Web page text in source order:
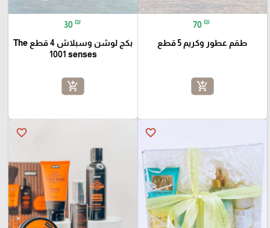
70 ₪
طقم عطور وكريم 5 قطع
add_shopping_cart
30 ₪
بكج لوشن وسبلاش 4 قطع The
1001 senses
add_shopping_cart
favorite_border
favorite_border